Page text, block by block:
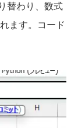
替わり、数式
ます。コード